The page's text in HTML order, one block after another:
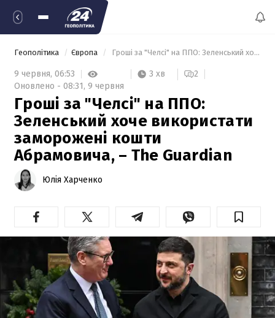
Геополітика Європа Гроші за "Челсі" на ППО: Зеленський хоче використати заморожені кошти Абрамовича, – The Guardian
9 червня, 06:53 3 хв
2
Оновлено - 08:31, 9 червня
Гроші за "Челсі" на ППО:
Зеленський хоче використати
заморожені кошти
Абрамовича, – The Guardian
Юлія Харченко